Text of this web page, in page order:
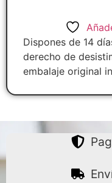
Dispones de 14
derecho de
embalaje original